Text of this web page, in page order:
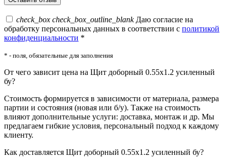
check_box check_box_outline_blankДаю согласие на
обработку персональных данных в соответствии с политикой
конфиденциальности *
* - поля, обязательные для заполнения
От чего зависит цена на Щит доборный 0.55х1.2 усиленный
бу?
Стоимость формируется в зависимости от материала, размера
партии и состояния (новая или б/у). Также на стоимость
влияют дополнительные услуги: доставка, монтаж и др. Мы
предлагаем гибкие условия, персональный подход к каждому
клиенту.
Как доставляется Щит доборный 0.55х1.2 усиленный бу?